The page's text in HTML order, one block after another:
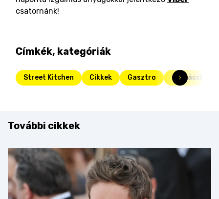
csatornánk!
Címkék, kategóriák
Street Kitchen Cikkek Gasztro
További cikkek